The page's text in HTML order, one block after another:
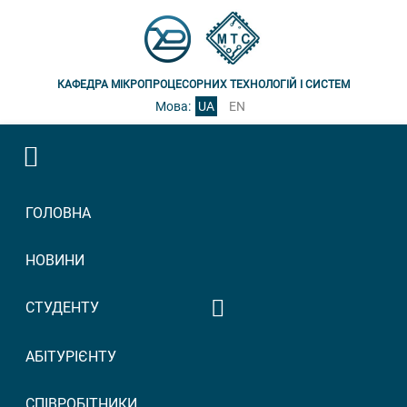
КАФЕДРА МІКРОПРОЦЕСОРНИХ ТЕХНОЛОГІЙ І СИСТЕМ
Мова: UA EN
ГОЛОВНА
НОВИНИ
СТУДЕНТУ
викладачів
Графік прийому
АБІТУРІЄНТУ